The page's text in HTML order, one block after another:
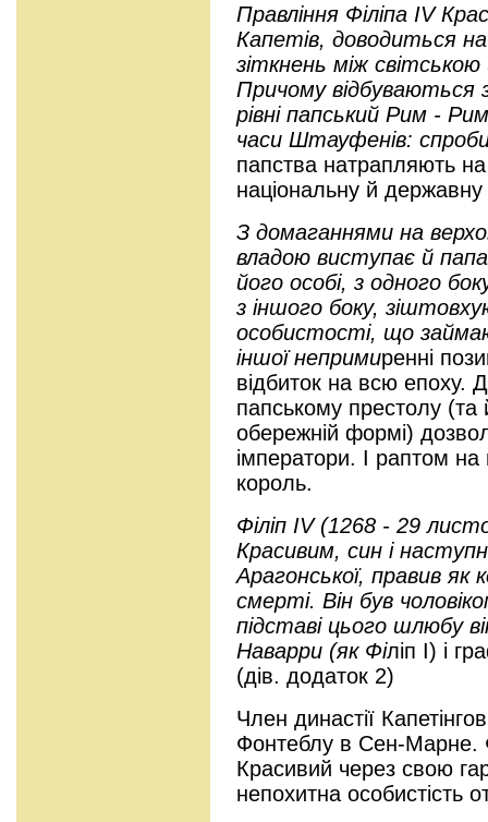
Правління Філіпа IV
Капетів, доводиться
зіткнень між
Причому відбуваються
рівні папський Рим -
часи Штауфенів:
папства натрапляють на
національну й державну
З домаганнями на
владою виступає й
його особі, з одного
з іншого боку,
особистості, що
іншої непримиренні
відбиток на всю епоху.
папському престолу (та
обережній формі)
імператори. І раптом
король.
Філіп IV (1268 - 29
Красивим, син і
Арагонської, правив як
смерті. Він був
підставі цього шлюбу
Наварри (як Філіп I) і
(дів. додаток 2)
Член династії
Фонтеблу в Сен-Марне.
Красивий через свою
непохитна особистість